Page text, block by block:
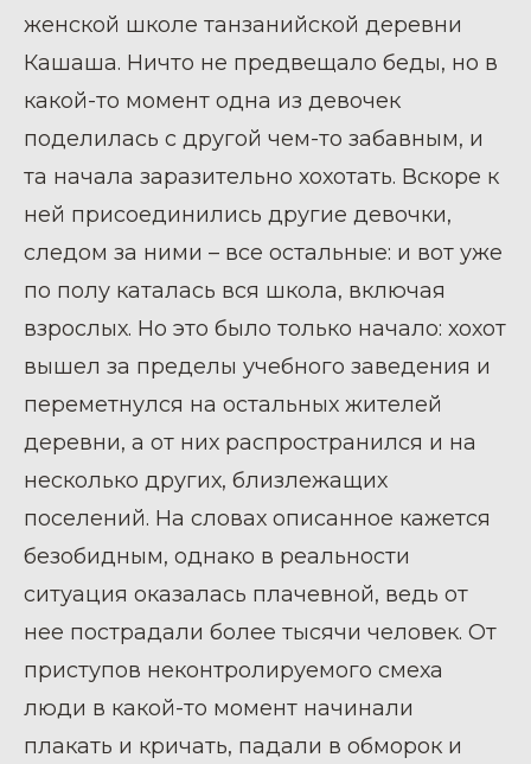
женской школе танзанийской деревни
Кашаша. Ничто не предвещало беды, но в
какой-то момент одна из девочек
поделилась с другой чем-то забавным, и
та начала заразительно хохотать. Вскоре к
ней присоединились другие девочки,
следом за ними – все остальные: и вот уже
по полу каталась вся школа, включая
взрослых. Но это было только начало: хохот
вышел за пределы учебного заведения и
переметнулся на остальных жителей
деревни, а от них распространился и на
несколько других, близлежащих
поселений. На словах описанное кажется
безобидным, однако в реальности
ситуация оказалась плачевной, ведь от
нее пострадали более тысячи человек. От
приступов неконтролируемого смеха
люди в какой-то момент начинали
плакать и кричать, падали в обморок и